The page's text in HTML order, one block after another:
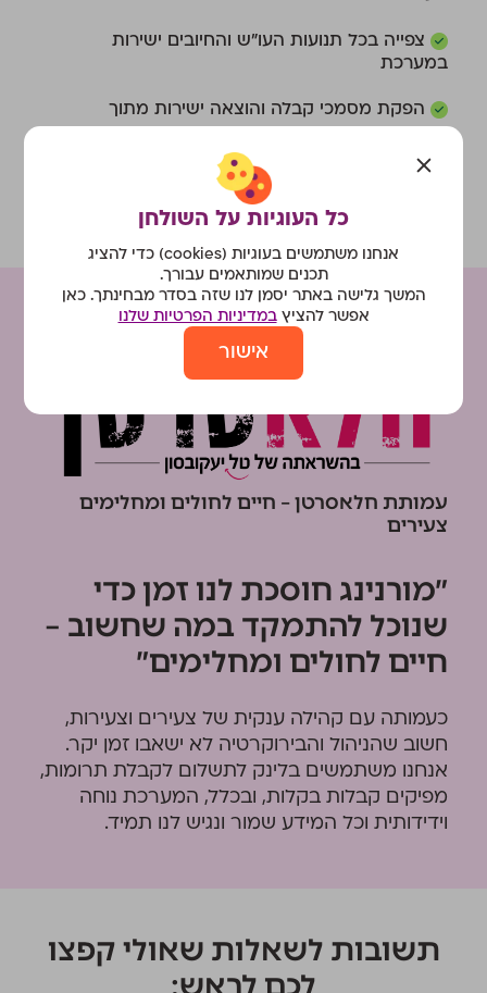
צפייה בכל תנועות העו״ש והחיובים ישירות
במערכת
הפקת מסמכי קבלה והוצאה ישירות מתוך
התנועות
תמונה מלאה של הכסף בעמותה
עמותת חלאסרטן – חיים לחולים ומחלימים
צעירים
״מורנינג חוסכת לנו זמן כדי
שנוכל להתמקד במה שחשוב –
חיים לחולים ומחלימים״
כעמותה עם קהילה ענקית של צעירים וצעירות,
חשוב שהניהול והבירוקרטיה לא ישאבו זמן יקר.
אנחנו משתמשים בלינק לתשלום לקבלת תרומות,
מפיקים קבלות בקלות, ובכלל, המערכת נוחה
וידידותית וכל המידע שמור ונגיש לנו תמיד.
תשובות לשאלות שאולי קפצו
לכם לראש:
כל העוגיות על השולחן
אנחנו משתמשים בעוגיות (cookies) כדי להציג
תכנים שמותאמים עבורך.
המשך גלישה באתר יסמן לנו שזה בסדר מבחינתך. כאן
אפשר להציץבמדיניות הפרטיות שלנו
אישור